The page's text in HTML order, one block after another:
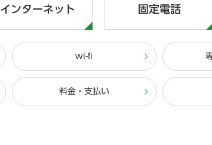
インターネット 固定電話
wi-fi
料金・支払い